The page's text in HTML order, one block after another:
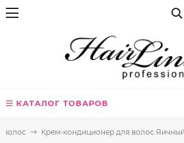
КАТАЛОГ ТОВАРОВ
волос Крем-кондиционер для волос